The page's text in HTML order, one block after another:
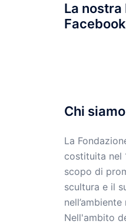
La nostra
Facebook
Chi siamo
La
costituita nel
scopo di
scultura e il
Nell'ambito